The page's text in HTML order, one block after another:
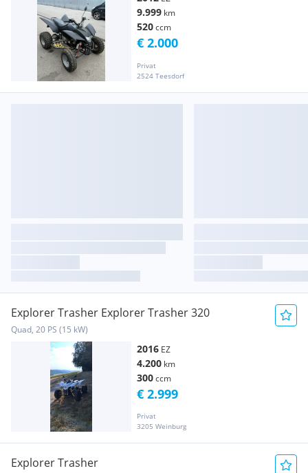
9.999 km
520ccm
Privat
2524 Teesdorf
€ 2.000
Explorer Trasher Explorer Trasher 320
Quad, 20 PS (15 kW)
2016 EZ
4.200 km
300ccm
Privat
3205 Weinburg
€ 2.999
Explorer Trasher